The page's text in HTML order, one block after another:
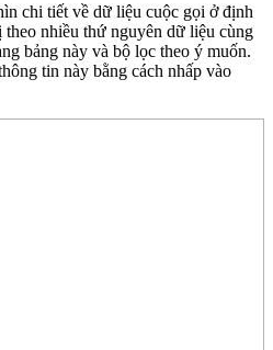
ìn chi tiết về dữ liệu cuộc gọi ở định
theo nhiều thứ nguyên dữ liệu cùng
ng bảng này và bộ lọc theo ý muốn.
ông tin này bằng cách nhấp vào